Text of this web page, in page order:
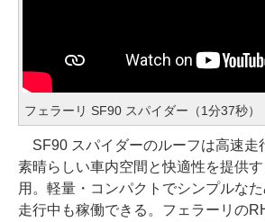
フェラーリ SF90 スパイダー（1分37秒）
SF90 スパイダーのルーフは高速走
素晴らしい車内空間と快適性を提供
用。軽量・コンパクトでシンプルなた
走行中も稼働できる。フェラーリの